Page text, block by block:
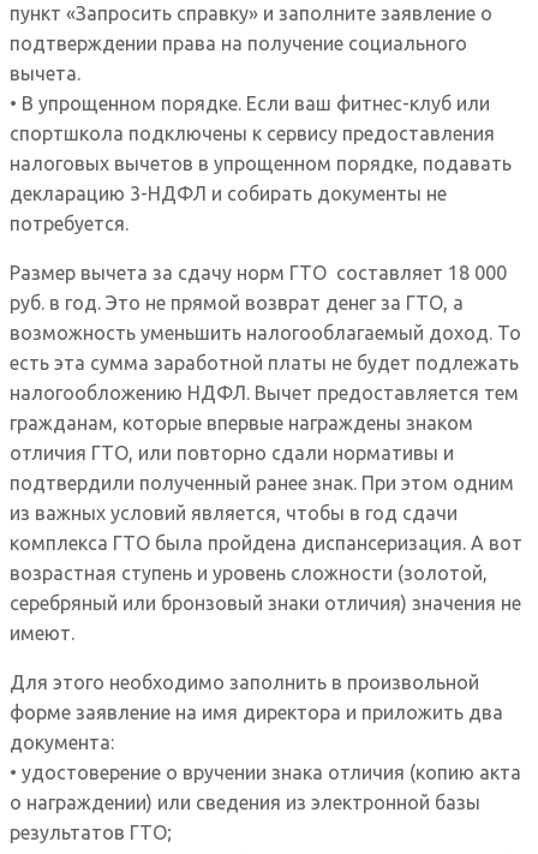
пункт «Запросить справку» и заполните заявление о
подтверждении права на получение социального
вычета.
• В упрощенном порядке. Если ваш фитнес⁠-⁠клуб или
спортшкола подключены к сервису предоставления
налоговых вычетов в упрощенном порядке, подавать
декларацию 3⁠-⁠НДФЛ и собирать документы не
потребуется.
Размер вычета за сдачу норм ГТО составляет 18 000
руб. в год. Это не прямой возврат денег за ГТО, а
возможность уменьшить налогооблагаемый доход. То
есть эта сумма заработной платы не будет подлежать
налогообложению НДФЛ. Вычет предоставляется тем
гражданам, которые впервые награждены знаком
отличия ГТО, или повторно сдали нормативы и
подтвердили полученный ранее знак. При этом одним
из важных условий является, чтобы в год сдачи
комплекса ГТО была пройдена диспансеризация. А вот
возрастная ступень и уровень сложности (золотой,
серебряный или бронзовый знаки отличия) значения не
имеют.
Для этого необходимо заполнить в произвольной
форме заявление на имя директора и приложить два
документа:
• удостоверение о вручении знака отличия (копию акта
о награждении) или сведения из электронной базы
результатов ГТО;